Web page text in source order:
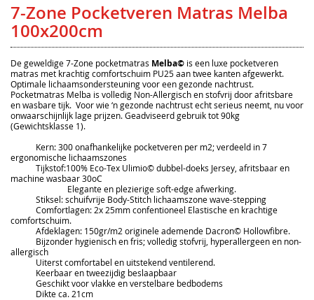
begin
van
de
7-Zone Pocketveren Matras Melba
100x200cm
De geweldige 7-Zone pocketmatras Melba© is een luxe pocketveren
matras met krachtig comfortschuim PU25 aan twee kanten afgewerkt.
Optimale lichaamsondersteuning voor een gezonde nachtrust.
Pocketmatras Melba is volledig Non-Allergisch en stofvrij door afritsbare
en wasbare tijk. Voor wie ‘n gezonde nachtrust echt serieus neemt, nu voor
onwaarschijnlijk lage prijzen. Geadviseerd gebruik tot 90kg
(Gewichtsklasse 1).
Kern: 300 onafhankelijke pocketveren per m2; verdeeld in 7
ergonomische lichaamszones
Tijkstof:100% Eco-Tex Ulimio© dubbel-doeks Jersey, afritsbaar en
machine wasbaar 30oC
Elegante en plezierige soft-edge afwerking.
Stiksel: schuifvrije Body-Stitch lichaamszone wave-stepping
Comfortlagen: 2x 25mm confentioneel Elastische en krachtige
comfortschuim.
Afdeklagen: 150gr/m2 originele ademende Dacron© Hollowfibre.
Bijzonder hygienisch en fris; volledig stofvrij, hyperallergeen en non-
allergisch
Uiterst comfortabel en uitstekend ventilerend.
Keerbaar en tweezijdig beslaapbaar
Geschikt voor vlakke en verstelbare bedbodems
Dikte ca. 21cm